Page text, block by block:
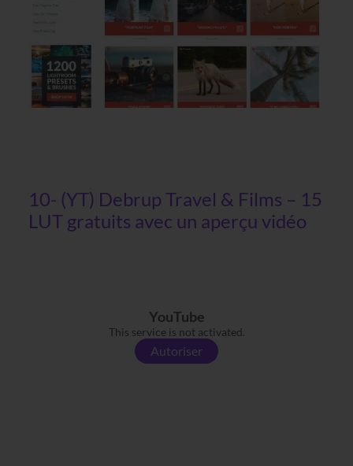
10- (YT) Debrup Travel & Films – 15
LUT gratuits avec un aperçu vidéo
YouTube
This service is not activated.
Autoriser